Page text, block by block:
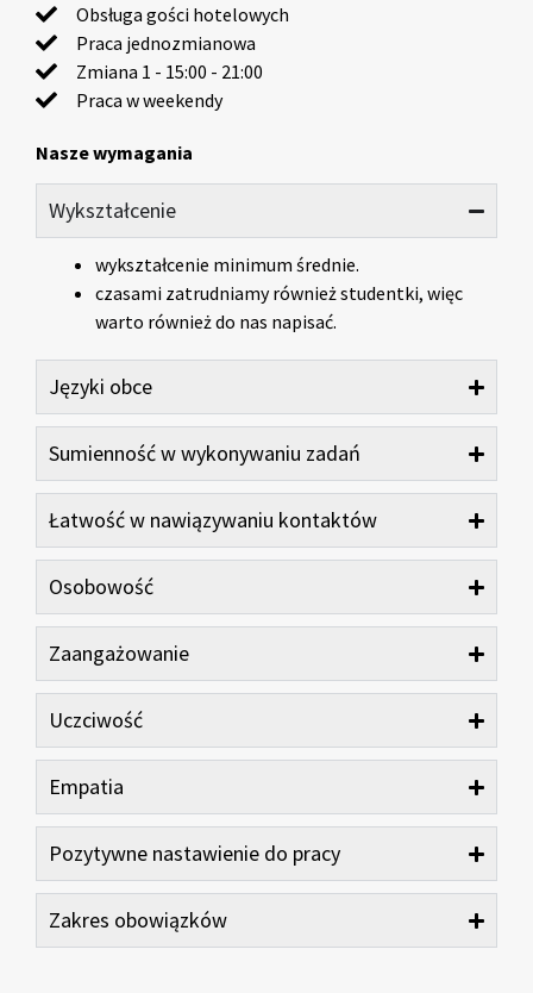
Obsługa gości hotelowych
Praca jednozmianowa
Zmiana 1 - 15:00 - 21:00
Praca w weekendy
Nasze wymagania
Wykształcenie
wykształcenie minimum średnie.
czasami zatrudniamy również studentki, więc
warto również do nas napisać.
Języki obce
Sumienność w wykonywaniu zadań
Łatwość w nawiązywaniu kontaktów
Osobowość
Zaangażowanie
Uczciwość
Empatia
Pozytywne nastawienie do pracy
Zakres obowiązków